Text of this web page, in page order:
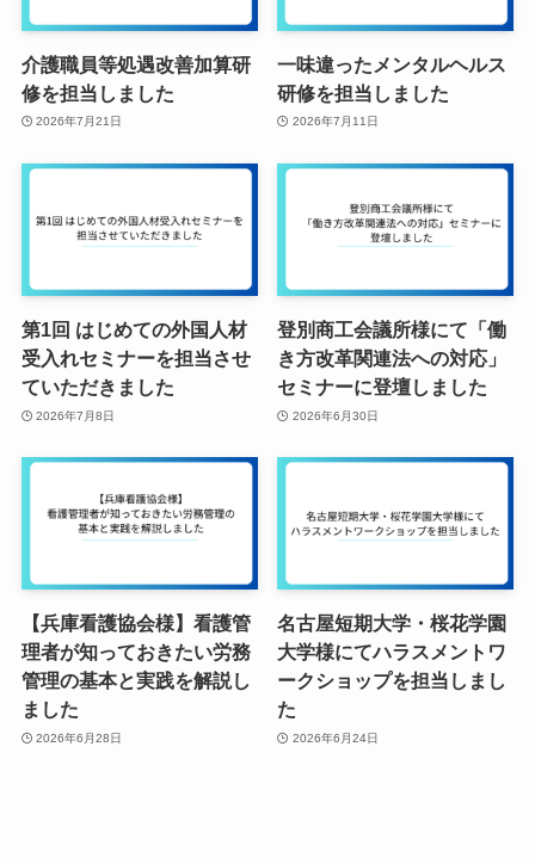
介護職員等処遇改善加算研
修を担当しました
2026年7月21日
一味違ったメンタルヘルス
研修を担当しました
2026年7月11日
第1回 はじめての外国人材
受入れセミナーを担当させ
ていただきました
2026年7月8日
登別商工会議所様にて「働
き方改革関連法への対応」
セミナーに登壇しました
2026年6月30日
【兵庫看護協会様】看護管
理者が知っておきたい労務
管理の基本と実践を解説し
ました
2026年6月28日
名古屋短期大学・桜花学園
大学様にてハラスメントワ
ークショップを担当しまし
た
2026年6月24日